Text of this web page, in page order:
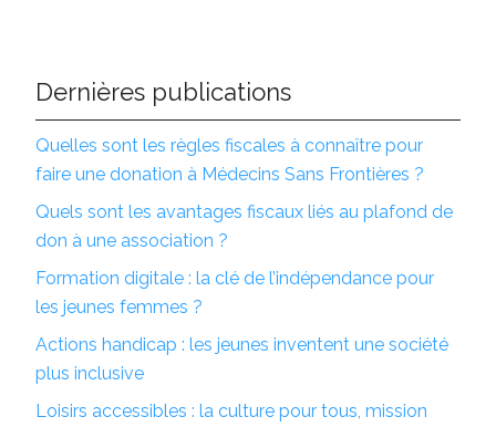
Dernières publications
Quelles sont les règles fiscales à connaître pour
faire une donation à Médecins Sans Frontières ?
Quels sont les avantages fiscaux liés au plafond de
don à une association ?
Formation digitale : la clé de l’indépendance pour
les jeunes femmes ?
Actions handicap : les jeunes inventent une société
plus inclusive
Loisirs accessibles : la culture pour tous, mission